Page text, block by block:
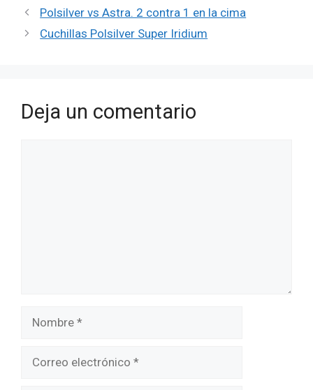
Polsilver vs Astra. 2 contra 1 en la cima
Cuchillas Polsilver Super Iridium
Deja un comentario